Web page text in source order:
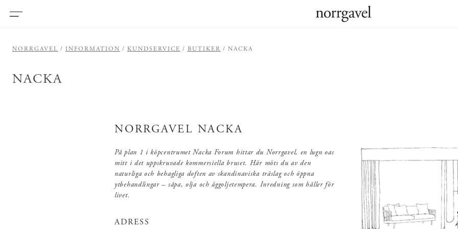
NORRGAVEL INFORMATION KUNDSERVICE BUTIKER NACKA
NACKA
NORRGAVEL NACKA
På plan 1 i köpcentrumet Nacka Forum hittar du Norrgavel, en lugn oas
mitt i det uppskruvade kommersiella bruset. Här möts du av den
naturliga och behagliga doften av skandinaviska träslag och öppna
ytbehandlingar – såpa, olja och äggoljetempera. Inredning som håller för
livet.
ADRESS